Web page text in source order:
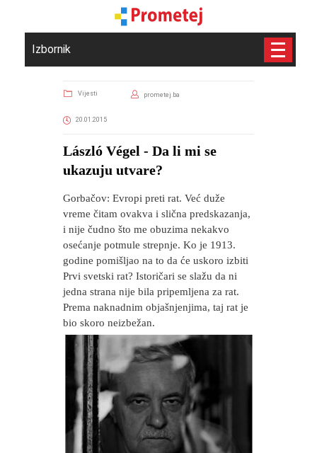
Izbornik
Vijesti prometej.ba
20.01.2015
László Végel - Da li mi se
ukazuju utvare?
Gorbačov: Evropi preti rat. Već duže
vreme čitam ovakva i slična predskazanja,
i nije čudno što me obuzima nekakvo
osećanje potmule strepnje. Ko je 1913.
godine pomišljao na to da će uskoro izbiti
Prvi svetski rat? Istoričari se slažu da ni
jedna strana nije bila pripemljena za rat.
Prema naknadnim objašnjenjima, taj rat je
bio skoro neizbežan.